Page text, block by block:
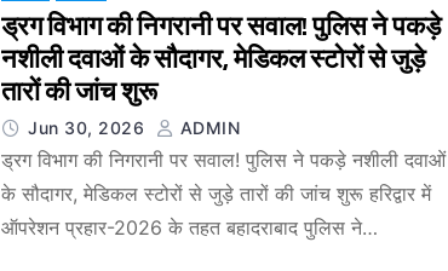
ड्रग विभाग की निगरानी पर सवाल! पुलिस ने पकड़े
नशीली दवाओं के सौदागर, मेडिकल स्टोरों से जुड़े
तारों की जांच शुरू
Jun 30, 2026 ADMIN
ड्रग विभाग की निगरानी पर सवाल! पुलिस ने पकड़े नशीली दवाओं
के सौदागर, मेडिकल स्टोरों से जुड़े तारों की जांच शुरू हरिद्वार में
ऑपरेशन प्रहार-2026 के तहत बहादराबाद पुलिस ने…